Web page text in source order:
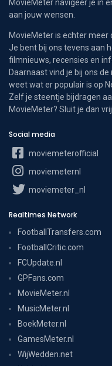
MovieMeter navigeer je in
aan jouw wensen.
MovieMeter is echter meer
Je bent bij ons tevens aan
filmnieuws, recensies en
Daarnaast vind je bij ons
weet wat er populair is op
Zelf je steentje bijdragen
MovieMeter? Sluit je dan
Social media
moviemeterofficial
moviemeternl
moviemeter_nl
Realtimes Network
FootballTransfers.com
FootballCritic.com
FCUpdate.nl
GPFans.com
MovieMeter.nl
MusicMeter.nl
BoekMeter.nl
GamesMeter.nl
WijWedden.net